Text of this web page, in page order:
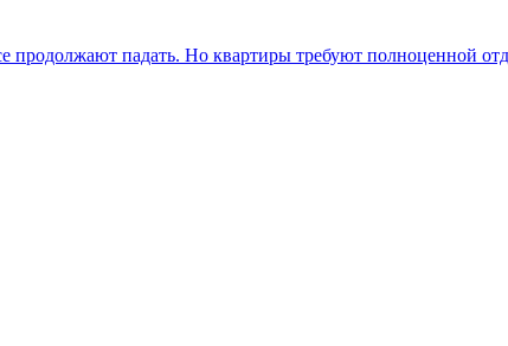
продолжают падать. Но квартиры требуют полноценной